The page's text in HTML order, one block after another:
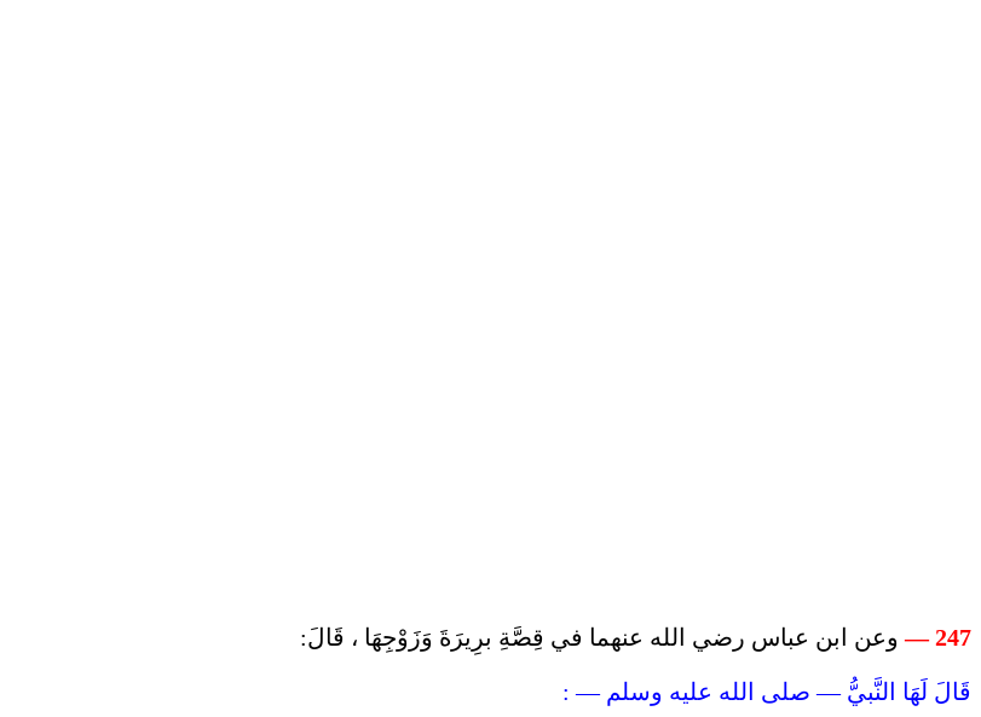
247 — وعن ابن عباس رضي الله عنهما في قِصَّةِ برِيرَةَ وَزَوْجِهَا ، قَالَ:
قَالَ لَهَا النَّبيُّ — صلى الله عليه وسلم — :